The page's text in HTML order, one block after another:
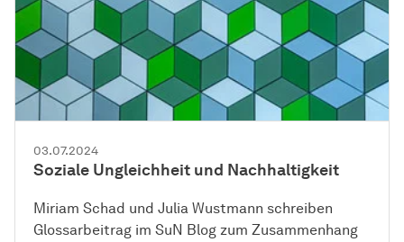
03.07.2024
Soziale Ungleichheit und Nachhaltigkeit
Miriam Schad und Julia Wustmann schreiben
Glossarbeitrag im SuN Blog zum Zusammenhang